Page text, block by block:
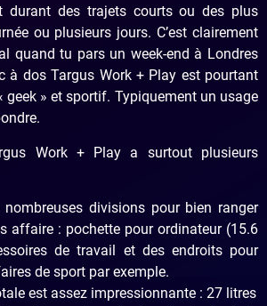
durant des trajets courts ou des plus
ou plusieurs jours. C’est clairement
quand tu pars un week-end à Londres
à dosTargus Work + Play est pourtant
geek » et sportif. Typiquement un usage
Work + Play a surtout plusieurs
nombreuses divisions pour bien ranger
affaire : pochette pour ordinateur (15.6
de travail et des endroits pour
de sport par exemple.
est assez impressionnante : 27 litres